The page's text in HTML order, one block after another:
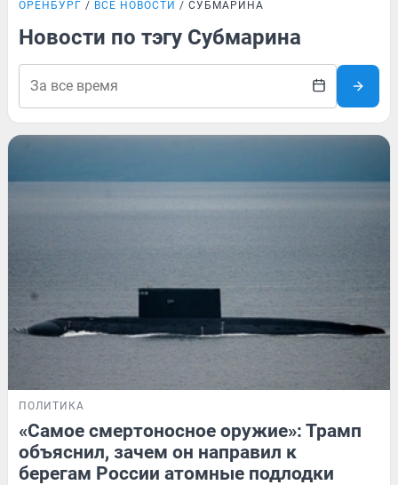
ОРЕНБУРГ ВСЕ НОВОСТИ СУБМАРИНА
Новости по тэгу Субмарина
ПОЛИТИКА
«Самое смертоносное оружие»: Трамп
объяснил, зачем он направил к
берегам России атомные подлодки